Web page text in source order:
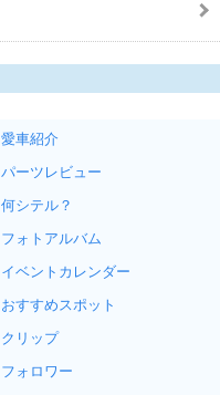
愛車紹介
パーツレビュー
何シテル？
フォトアルバム
イベントカレンダー
おすすめスポット
クリップ
フォロワー